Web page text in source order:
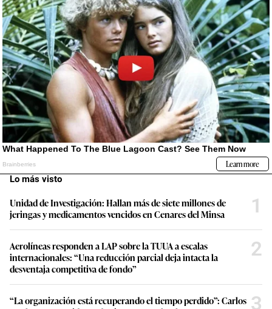
Lo más visto
Unidad de Investigación: Hallan más de siete millones de
jeringas y medicamentos vencidos en Cenares del Minsa
1
Aerolíneas responden a LAP sobre la TUUA a escalas
internacionales: “Una reducción parcial deja intacta la
desventaja competitiva de fondo”
2
“La organización está recuperando el tiempo perdido”: Carlos 3